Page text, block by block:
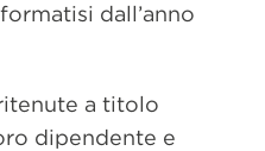
dall’anno
a titolo
dipendente e